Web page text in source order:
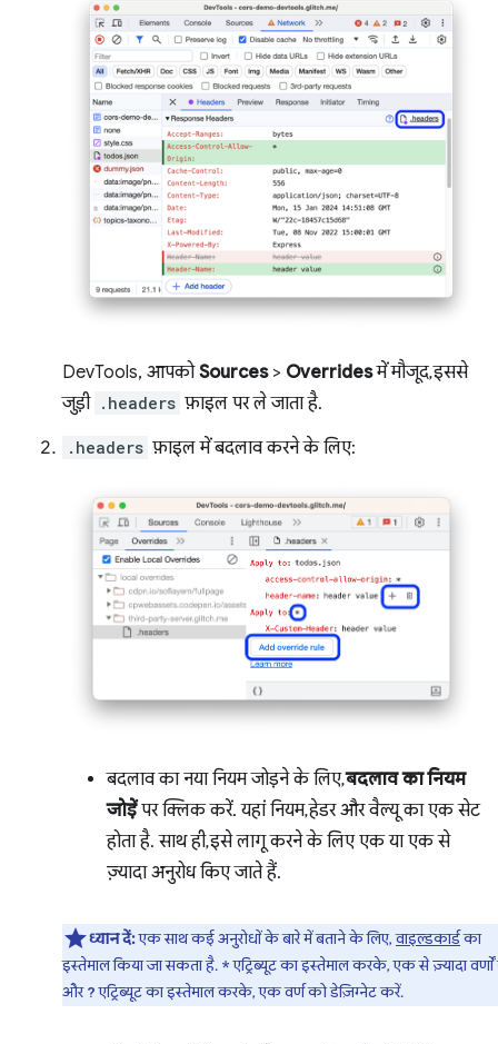
DevTools, आपकोSources> Overridesमें मौजूद, इससे
जुड़ी .headers फ़ाइल पर ले जाता है.
.headers फ़ाइल में बदलाव करने के लिए:
बदलाव का नया नियम जोड़ने के लिए,बदलाव का नियम
जोड़ेंपर क्लिक करें. यहां नियम, हेडर और वैल्यू का एक सेट
होता है. साथ ही, इसे लागू करने के लिए एक या एक से
ज़्यादा अनुरोध किए जाते हैं.
ध्यान दें:एक साथ कई अनुरोधों के बारे में बताने के लिए,वाइल्डकार्डका
इस्तेमाल किया जा सकता है. *एट्रिब्यूट का इस्तेमाल करके, एक से ज़्यादा
और?एट्रिब्यूट का इस्तेमाल करके, एक वर्ण को डेज़िग्नेट करें.